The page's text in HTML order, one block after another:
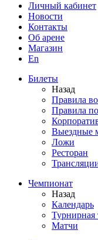
Личный кабинет
Новости
Контакты
Об арене
Магазин
En
Билеты
Назад
Правила
Правила
Выездные
Ложи
Ресторан
Чемпионат
Назад
Календарь
Турнирная
Матчи